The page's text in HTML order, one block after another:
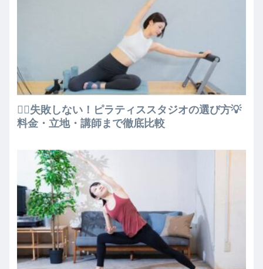
🧘‍♀️失敗しない！ピラティススタジオの選び方💡
料金・立地・講師まで徹底比較